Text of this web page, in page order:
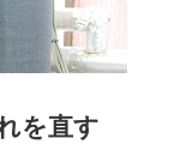
を直す